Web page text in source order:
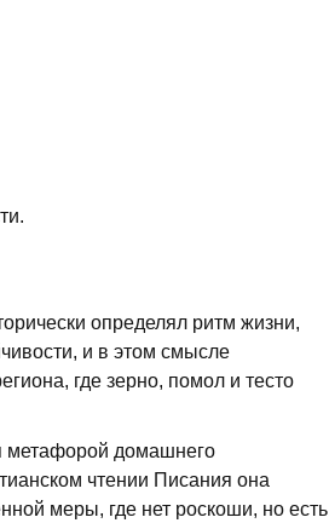
определял ритм жизни,
и в этом смысле
где зерно, помол и тесто
метафорой домашнего
чтении Писания она
меры, где нет роскоши, но есть